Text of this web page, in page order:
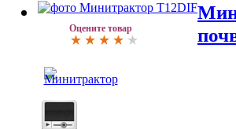
Оцените товар